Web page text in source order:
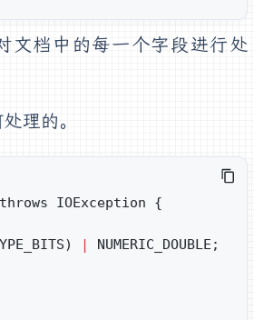
文档中的每一个字段进行处
理的。
IOException {
NUMERIC_DOUBLE;